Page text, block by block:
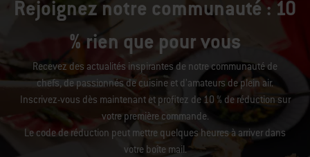
Rejoignez notre communauté : 10
% rien que pour vous
Recevez des actualités inspirantes de notre communauté de
chefs, de passionnés de cuisine et d’amateurs de plein air.
Inscrivez-vous dès maintenant et profitez de 10 % de réduction sur
votre première commande.
Le code de réduction peut mettre quelques heures à arriver dans